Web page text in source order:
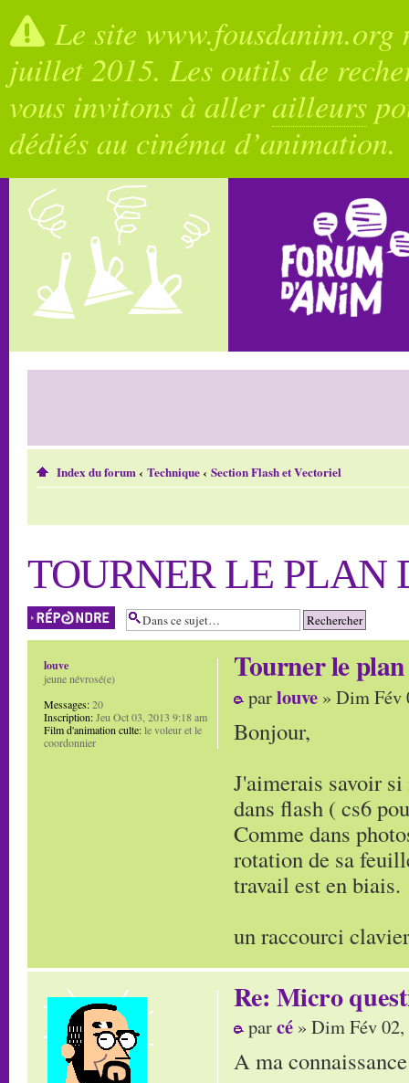
Le site
juillet 2015. Les outils de
vous invitons à allerailleurs
dédiés au cinéma d’animation.
Index du forum‹ Technique‹ Section Flash et Vectoriel
TOURNER LE PLAN
Répondre
Tourner le
parlouve » Dim Fév
Bonjour,
J'aimerais savoir
dans flash ( cs6
Comme dans
rotation de sa
travail est en biais.
un raccourci
louve
jeune névrosé(e)
Messages:20
Inscription:Jeu Oct 03, 2013 9:18 am
Film d'animation culte:le voleur et le
coordonnier
Re: Micro
parcé » Dim Fév
A ma